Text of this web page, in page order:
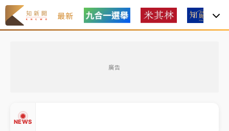
最新
廣告
NEWS
中信慈善基金會想增加董事人數！辜仲諒向法院聲請遭
駁 理由曝光